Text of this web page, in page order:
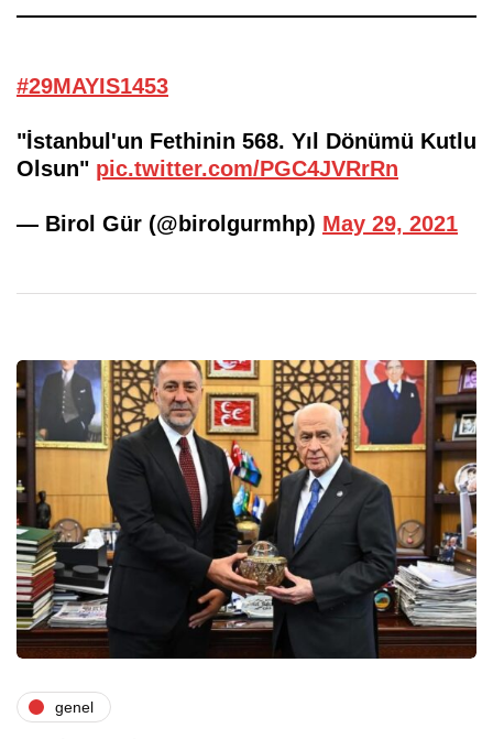
#29MAYIS1453
"İstanbul'un Fethinin 568. Yıl Dönümü Kutlu
Olsun" pic.twitter.com/PGC4JVRrRn
— Birol Gür (@birolgurmhp) May 29, 2021
genel